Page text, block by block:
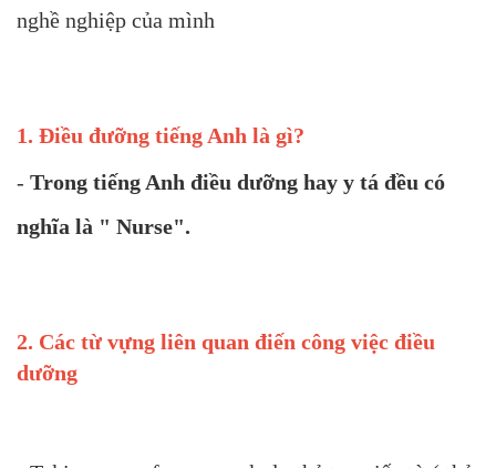
nghề nghiệp của mình
1. Điều đưỡng tiếng Anh là gì?
- Trong tiếng Anh điều dưỡng hay y tá đều có
nghĩa là " Nurse".
2. Các từ vựng liên quan điến công việc điều
dưỡng